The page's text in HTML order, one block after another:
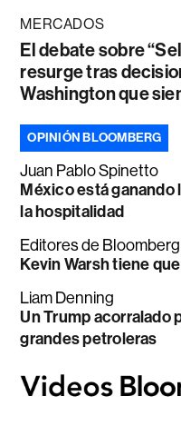
MERCADOS
El debate sobre
resurge tras
Washington que
OPINIÓN BLOOMBERG
Juan Pablo Spinetto
México está ganando
la hospitalidad
Editores de
Kevin Warsh tiene
Liam Denning
Un Trump acorralado
grandes petroleras